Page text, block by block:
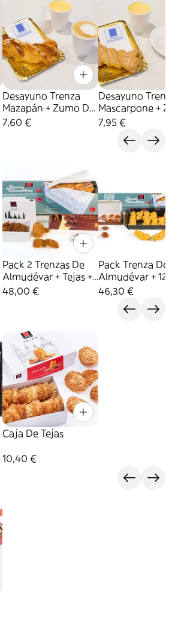
Desayuno Trenza
Mazapán + Zumo De
Naranja Natural
7,60 €
Desayuno Trenza
Mascarpone +
De Naranja
7,95 €
Pack 2 Trenzas De
Almudévar + Tejas +
Caprichos Almendra
48,00 €
Pack Trenza De
Almudévar + 12
Castañas + 12
46,30 €
Caja De Tejas
10,40 €